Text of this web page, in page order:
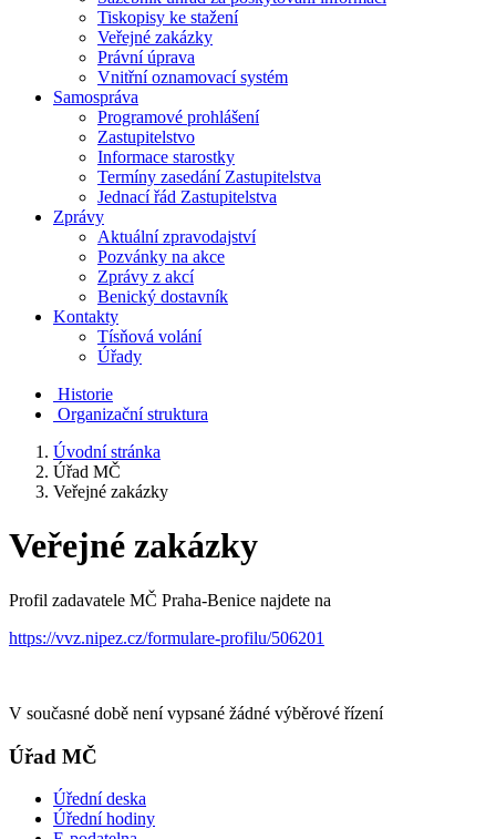
Tiskopisy ke stažení
Veřejné zakázky
Právní úprava
Vnitřní oznamovací systém
Samospráva
Programové prohlášení
Zastupitelstvo
Informace starostky
Termíny zasedání Zastupitelstva
Jednací řád Zastupitelstva
Zprávy
Aktuální zpravodajství
Pozvánky na akce
Zprávy z akcí
Benický dostavník
Kontakty
Tísňová volání
Úřady
Historie
Organizační struktura
Úvodní stránka
Úřad MČ
Veřejné zakázky
Veřejné zakázky
Profil zadavatele MČ Praha-Benice najdete na
https://vvz.nipez.cz/formulare-profilu/506201
V současné době není vypsané žádné výběrové řízení
Úřad MČ
Úřední deska
Úřední hodiny